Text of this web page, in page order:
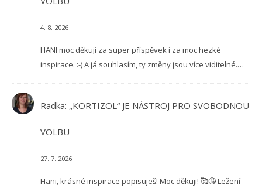
4. 8. 2026
HANI moc děkuji za super příspěvek i za moc hezké
inspirace. :-) A já souhlasím, ty změny jsou více viditelné.…
Radka: „KORTIZOL“ JE NÁSTROJ PRO SVOBODNOU
VOLBU
27. 7. 2026
Hani, krásné inspirace popisuješ! Moc děkuji! 🥰😘 Ležení